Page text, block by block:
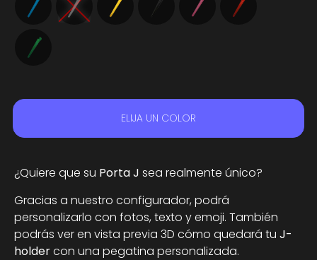
ELIJA UN COLOR
¿Quiere que su Porta J sea realmente único?
Gracias a nuestro configurador, podrá
personalizarlo con fotos, texto y emoji. También
podrás ver en vista previa 3D cómo quedará tu J-
holdercon una pegatina personalizada.